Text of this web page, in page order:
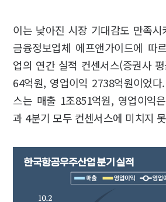
이는 낮아진 시장 기대감도 만족
금융정보업체 에프앤가이드에 따
업의 연간 실적 컨센서스(증권사
64억원, 영업이익 2738억원이었
스는 매출 1조851억원, 영업이익
과 4분기 모두 컨센서스에 미치지